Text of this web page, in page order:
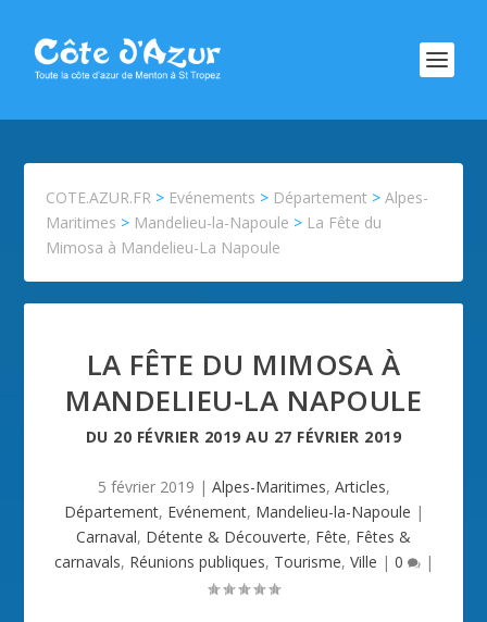
COTE.AZUR.FR > Evénements > Département >Alpes-
Maritimes > Mandelieu-la-Napoule > La Fête du
Mimosa à Mandelieu-La Napoule
LA FÊTE DU MIMOSA À
MANDELIEU-LA NAPOULE
DU 20 FÉVRIER 2019 AU 27 FÉVRIER 2019
5 février 2019 | Alpes-Maritimes, Articles,
Département, Evénement, Mandelieu-la-Napoule |
Carnaval, Détente & Découverte, Fête, Fêtes &
carnavals, Réunions publiques, Tourisme, Ville | 0 |